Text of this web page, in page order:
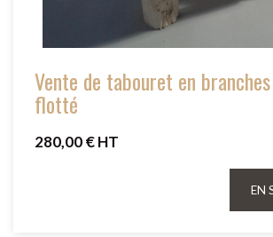
Vente de tabouret en
flotté
280,00 € HT
EN